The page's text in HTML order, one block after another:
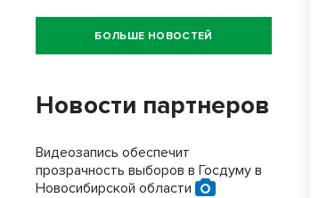
БОЛЬШЕ НОВОСТЕЙ
Новости партнеров
Видеозапись обеспечит
прозрачность выборов в Госдуму в
Новосибирской области